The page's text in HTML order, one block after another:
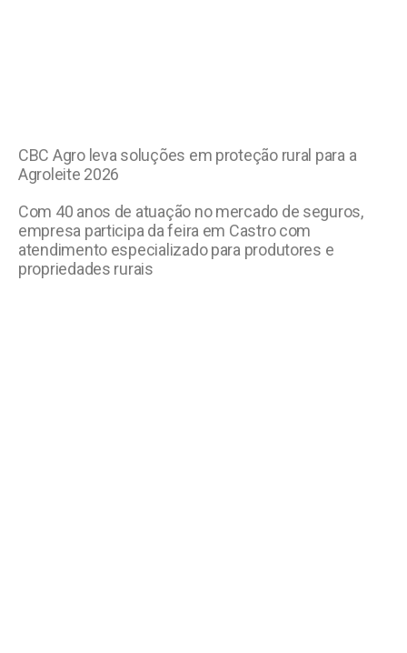
CBC Agro leva soluções em proteção rural para a
Agroleite 2026
Com 40 anos de atuação no mercado de seguros,
empresa participa da feira em Castro com
atendimento especializado para produtores e
propriedades rurais